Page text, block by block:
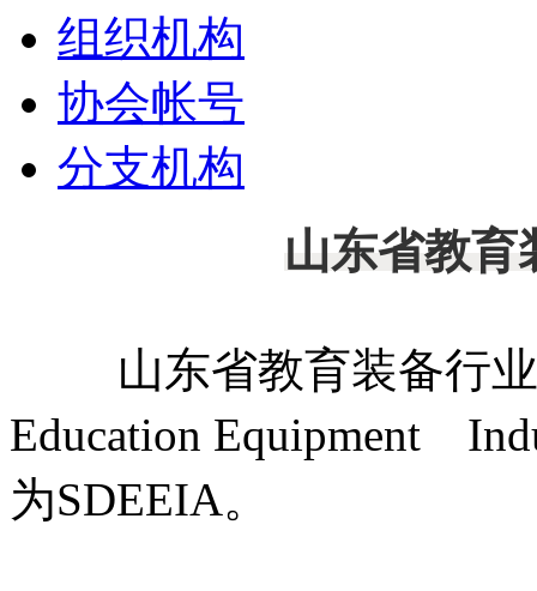
组织机构
协会帐号
分支机构
山东省教育
山东省教育装备行业
Education Equipment
为SDEEIA。